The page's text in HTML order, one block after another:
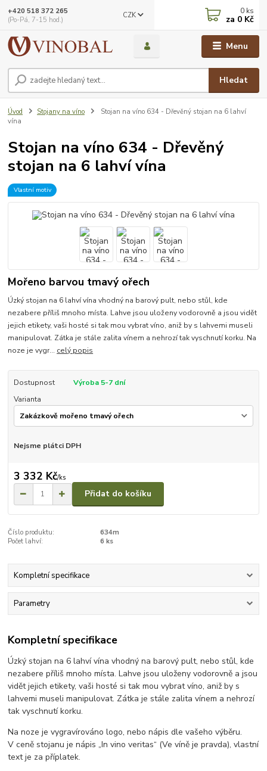
Menu
CZK
Hledat
+420 518 372 265
(Po-Pá, 7-15 hod.)
0 ks
za 0 Kč
Úvod Stojany na víno
Stojan na víno 634 - Dřevěný stojan na 6 lahví
vína
Stojan na víno 634 - Dřevěný
stojan na 6 lahví vína
Vlastní motiv
Mořeno barvou tmavý ořech
Úzký stojan na 6 lahví vína vhodný na barový pult, nebo stůl, kde
nezabere příliš mnoho místa. Lahve jsou uloženy vodorovně a jsou vidět
jejich etikety, vaši hosté si tak mou vybrat víno, aniž by s lahvemi museli
manipulovat. Zátka je stále zalita vínem a nehrozí tak vyschnutí korku. Na
noze je vygr... celý popis
Dostupnost
Výroba 5-7 dní
Varianta
Nejsme plátci DPH
3 332 Kč/ks
Přidat do košíku
Číslo produktu:
634m
Počet lahví:
6 ks
Kompletní specifikace
Parametry
Kompletní specifikace
Úzký stojan na 6 lahví vína vhodný na barový pult, nebo stůl, kde
nezabere příliš mnoho místa. Lahve jsou uloženy vodorovně a jsou
vidět jejich etikety, vaši hosté si tak mou vybrat víno, aniž by s
lahvemi museli manipulovat. Zátka je stále zalita vínem a nehrozí
tak vyschnutí korku.
Na noze je vygravírováno logo, nebo nápis dle vašeho výběru.
V ceně stojanu je nápis „In vino veritas“ (Ve víně je pravda), vlastní
text je za příplatek.